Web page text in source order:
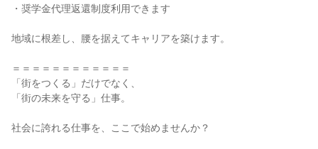
・奨学金代理返還制度利用できます
地域に根差し、腰を据えてキャリアを築けます。
＝＝＝＝＝＝＝＝＝＝＝＝
「街をつくる」だけでなく、
「街の未来を守る」仕事。
社会に誇れる仕事を、ここで始めませんか？